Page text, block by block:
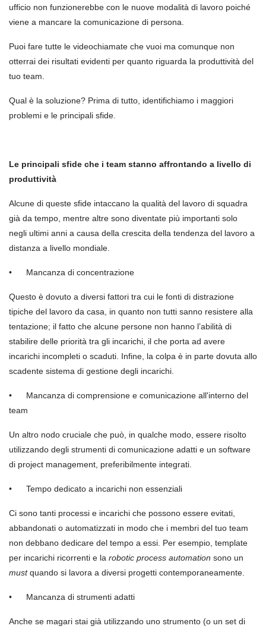
ufficio non funzionerebbe con le nuove modalità di lavoro poiché
viene a mancare la comunicazione di persona.
Puoi fare tutte le videochiamate che vuoi ma comunque non
otterrai dei risultati evidenti per quanto riguarda la produttività del
tuo team.
Qual è la soluzione? Prima di tutto, identifichiamo i maggiori
problemi e le principali sfide.
Le principali sfide che i team stanno affrontando a livello di
produttività
Alcune di queste sfide intaccano la qualità del lavoro di squadra
già da tempo, mentre altre sono diventate più importanti solo
negli ultimi anni a causa della crescita della tendenza del lavoro a
distanza a livello mondiale.
• Mancanza di concentrazione
Questo è dovuto a diversi fattori tra cui le fonti di distrazione
tipiche del lavoro da casa, in quanto non tutti sanno resistere alla
tentazione; il fatto che alcune persone non hanno l’abilità di
stabilire delle priorità tra gli incarichi, il che porta ad avere
incarichi incompleti o scaduti. Infine, la colpa è in parte dovuta allo
scadente sistema di gestione degli incarichi.
• Mancanza di comprensione e comunicazione all'interno del
team
Un altro nodo cruciale che può, in qualche modo, essere risolto
utilizzando degli strumenti di comunicazione adatti e un software
di project management, preferibilmente integrati.
• Tempo dedicato a incarichi non essenziali
Ci sono tanti processi e incarichi che possono essere evitati,
abbandonati o automatizzati in modo che i membri del tuo team
non debbano dedicare del tempo a essi. Per esempio, template
per incarichi ricorrenti e la robotic process automation sono un
mustquando si lavora a diversi progetti contemporaneamente.
• Mancanza di strumenti adatti
Anche se magari stai già utilizzando uno strumento (o un set di